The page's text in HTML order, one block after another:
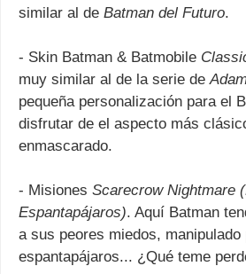
similar al de Batman del Futuro.
- Skin Batman & Batmobile
muy similar al de la serie de
pequeña personalización para el
disfrutar de el aspecto más
enmascarado.
- Misiones Scarecrow Nightmare
Espantapájaros). Aquí Batman
a sus peores miedos, manipulado
espantapájaros... ¿Qué teme